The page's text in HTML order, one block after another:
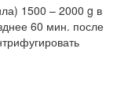
1500 – 2000 g в
60 мин. после